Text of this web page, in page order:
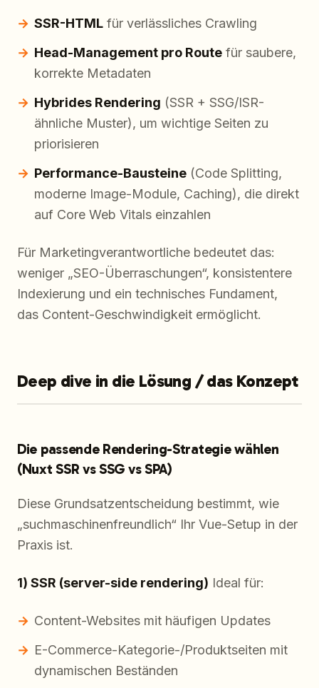
SSR-HTML für verlässliches Crawling
Head-Management pro Route für saubere,
korrekte Metadaten
Hybrides Rendering (SSR + SSG/ISR-
ähnliche Muster), um wichtige Seiten zu
priorisieren
Performance-Bausteine (Code Splitting,
moderne Image-Module, Caching), die direkt
auf Core Web Vitals einzahlen
Für Marketingverantwortliche bedeutet das:
weniger „SEO-Überraschungen“, konsistentere
Indexierung und ein technisches Fundament,
das Content-Geschwindigkeit ermöglicht.
Deep dive in die Lösung / das Konzept
Die passende Rendering-Strategie wählen
(Nuxt SSR vs SSG vs SPA)
Diese Grundsatzentscheidung bestimmt, wie
„suchmaschinenfreundlich“ Ihr Vue-Setup in der
Praxis ist.
1) SSR (server-side rendering) Ideal für:
Content-Websites mit häufigen Updates
E-Commerce-Kategorie-/Produktseiten mit
dynamischen Beständen